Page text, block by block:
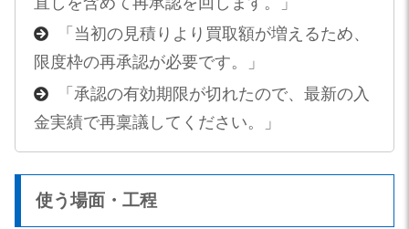
「当初の見積りより買取額が増えるため、
限度枠の再承認が必要です。」
「承認の有効期限が切れたので、最新の入
金実績で再稟議してください。」
使う場面・工程